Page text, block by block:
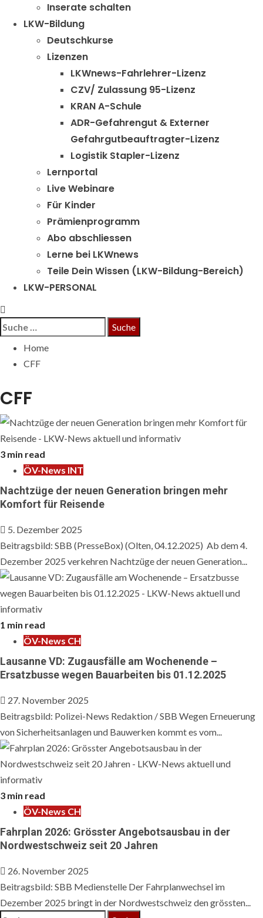
Inserate schalten
LKW-Bildung
Deutschkurse
Lizenzen
LKWnews-Fahrlehrer-Lizenz
CZV/ Zulassung 95-Lizenz
KRAN A-Schule
ADR-Gefahrengut & Externer
Gefahrgutbeauftragter-Lizenz
Logistik Stapler-Lizenz
Lernportal
Live Webinare
Für Kinder
Prämienprogramm
Abo abschliessen
Lerne bei LKWnews
Teile Dein Wissen (LKW-Bildung-Bereich)
LKW-PERSONAL
Suche
Home
CFF
CFF
3 min read
ÖV-News INT
Nachtzüge der neuen Generation bringen mehr
Komfort für Reisende
5. Dezember 2025
Beitragsbild: SBB (PresseBox) (Olten, 04.12.2025) Ab dem 4.
Dezember 2025 verkehren Nachtzüge der neuen Generation...
1 min read
ÖV-News CH
Lausanne VD: Zugausfälle am Wochenende –
Ersatzbusse wegen Bauarbeiten bis 01.12.2025
27. November 2025
Beitragsbild: Polizei-News Redaktion / SBB Wegen Erneuerung
von Sicherheitsanlagen und Bauwerken kommt es vom...
3 min read
ÖV-News CH
Fahrplan 2026: Grösster Angebotsausbau in der
Nordwestschweiz seit 20 Jahren
26. November 2025
Beitragsbild: SBB Medienstelle Der Fahrplanwechsel im
Dezember 2025 bringt in der Nordwestschweiz den grössten...